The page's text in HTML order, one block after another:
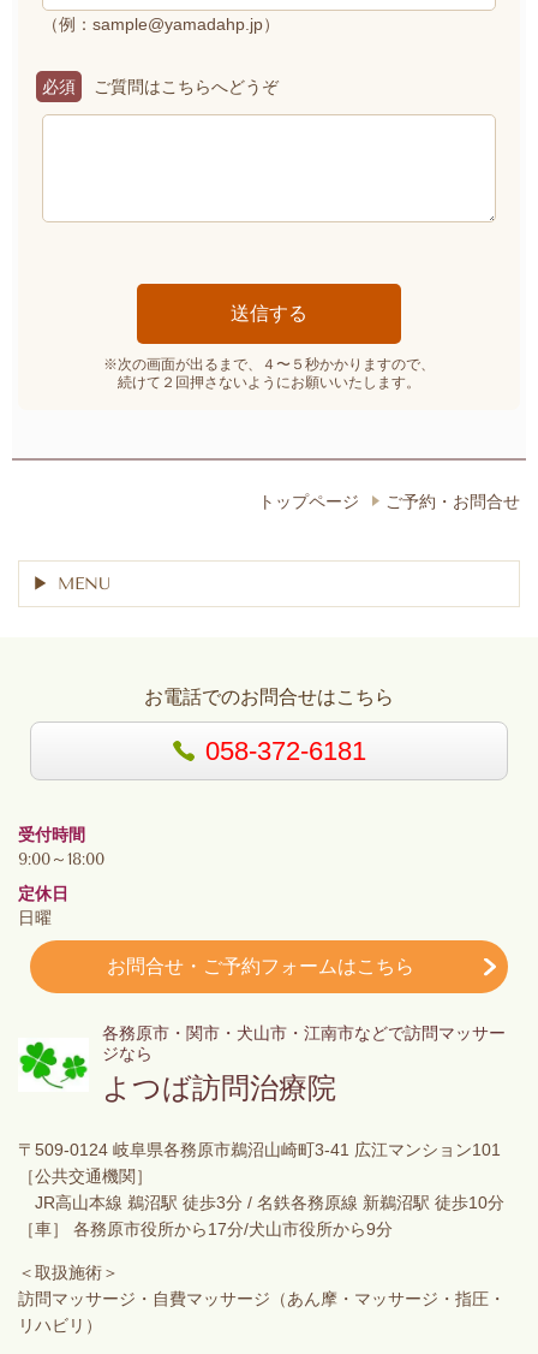
（例：sample@yamadahp.jp）
ご質問はこちらへどうぞ
必須
※次の画面が出るまで、４〜５秒かかりますので、
続けて２回押さないようにお願いいたします。
トップページ ご予約・お問合せ
MENU
お電話でのお問合せはこちら
058-372-6181
受付時間
9:00～18:00
定休日
日曜
お問合せ・ご予約フォームはこちら
各務原市・関市・犬山市・江南市などで訪問マッサー
ジなら
よつば訪問治療院
〒509-0124 岐阜県各務原市鵜沼山崎町3-41 広江マンション101
［公共交通機関］
JR高山本線 鵜沼駅 徒歩3分 / 名鉄各務原線 新鵜沼駅 徒歩10分
［車］ 各務原市役所から17分/犬山市役所から9分
＜取扱施術＞
訪問マッサージ・自費マッサージ（あん摩・マッサージ・指圧・
リハビリ）